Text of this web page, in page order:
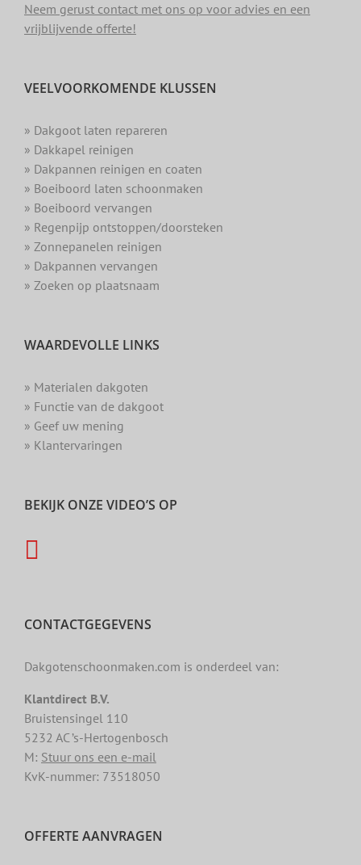
Neem gerust contact met ons op voor advies en een
vrijblijvende offerte!
VEELVOORKOMENDE KLUSSEN
» Dakgoot laten repareren
» Dakkapel reinigen
» Dakpannen reinigen en coaten
» Boeiboord laten schoonmaken
» Boeiboord vervangen
» Regenpijp ontstoppen/doorsteken
» Zonnepanelen reinigen
» Dakpannen vervangen
» Zoeken op plaatsnaam
WAARDEVOLLE LINKS
» Materialen dakgoten
» Functie van de dakgoot
» Geef uw mening
» Klantervaringen
BEKIJK ONZE VIDEO’S OP
CONTACTGEGEVENS
Dakgotenschoonmaken.com is onderdeel van:
Klantdirect B.V.
Bruistensingel 110
5232 AC ’s-Hertogenbosch
M: Stuur ons een e-mail
KvK-nummer: 73518050
OFFERTE AANVRAGEN